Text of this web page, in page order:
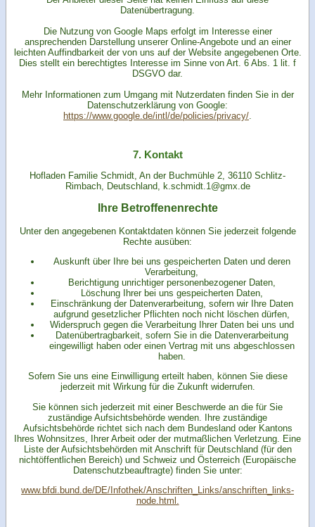
Datenübertragung.
Die Nutzung von Google Maps erfolgt im Interesse einer
ansprechenden Darstellung unserer Online-Angebote und an einer
leichten Auffindbarkeit der von uns auf der Website angegebenen Orte.
Dies stellt ein berechtigtes Interesse im Sinne von Art. 6 Abs. 1 lit. f
DSGVO dar.
Mehr Informationen zum Umgang mit Nutzerdaten finden Sie in der
Datenschutzerklärung von Google:
https://www.google.de/intl/de/policies/privacy/
7. Kontakt
Hofladen Familie Schmidt, An der Buchmühle 2, 36110 Schlitz-
Rimbach, Deutschland, k.schmidt.1@gmx.de
Ihre Betroffenenrechte
Unter den angegebenen Kontaktdaten können Sie jederzeit folgende
Rechte ausüben:
Auskunft über Ihre bei uns gespeicherten Daten und deren
Verarbeitung,
Berichtigung unrichtiger personenbezogener Daten,
Löschung Ihrer bei uns gespeicherten Daten,
Einschränkung der Datenverarbeitung, sofern wir Ihre Daten
aufgrund gesetzlicher Pflichten noch nicht löschen dürfen,
Widerspruch gegen die Verarbeitung Ihrer Daten bei uns und
Datenübertragbarkeit, sofern Sie in die Datenverarbeitung
eingewilligt haben oder einen Vertrag mit uns abgeschlossen
haben.
Sofern Sie uns eine Einwilligung erteilt haben, können Sie diese
jederzeit mit Wirkung für die Zukunft widerrufen.
Sie können sich jederzeit mit einer Beschwerde an die für Sie
zuständige Aufsichtsbehörde wenden. Ihre zuständige
Aufsichtsbehörde richtet sich nach dem Bundesland oder Kantons
Ihres Wohnsitzes, Ihrer Arbeit oder der mutmaßlichen Verletzung. Eine
Liste der Aufsichtsbehörden mit Anschrift für Deutschland (für den
nichtöffentlichen Bereich) und Schweiz und Österreich (Europäische
Datenschutzbeauftragte) finden Sie unter:
www.bfdi.bund.de/DE/Infothek/Anschriften_Links/anschriften_links-
node.html.